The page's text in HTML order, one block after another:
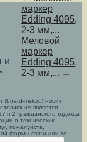
маркер
Edding 4095,
2-3 мм,...
Меловой
маркер
Edding 4095,
2-3 мм,... →
и
•
msk.ru) носит
не является
п.2 Гражданского кодекса
о технических
пожалуйста,
формы связи или по